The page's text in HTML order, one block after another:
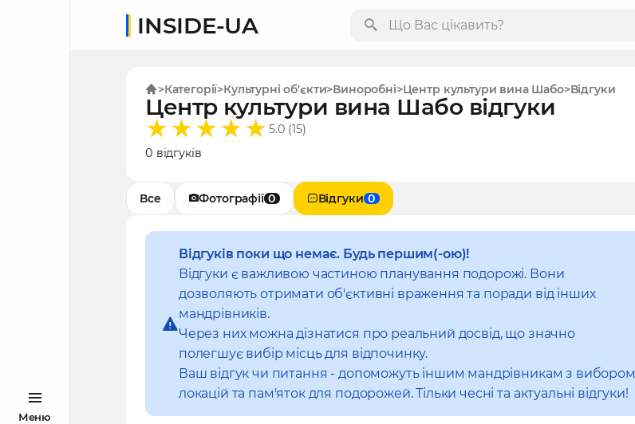
Меню
INSIDE-UA
Категорії Культурні об'єкти Виноробні Центр культури вина Шабо Відгуки
Центр культури вина Шабо відгуки
5.0 (15)
0 відгуків
Все Фотографії 0 Відгуки 0
Відгуків поки що немає. Будь першим(-ою)!
Відгуки є важливою частиною планування подорожі. Вони
дозволяють отримати об'єктивні враження та поради від інших
мандрівників.
Через них можна дізнатися про реальний досвід, що значно
полегшує вибір місць для відпочинку.
Ваш відгук чи питання - допоможуть іншим мандрівникам з вибором
локацій та пам'яток для подорожей. Тільки чесні та актуальні відгуки!